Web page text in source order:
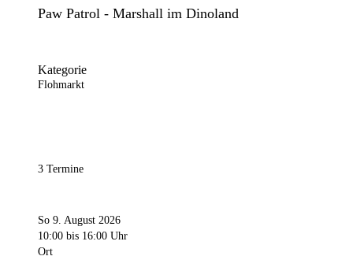
Paw Patrol - Marshall im Dinoland
Kategorie
Flohmarkt
3 Termine
So 9. August 2026
10:00 bis 16:00 Uhr
Ort